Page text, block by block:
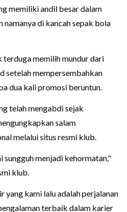
memiliki andil besar dalam
namanya di kancah sepak bola
terduga memilih mundur dari
setelah mempersembahkan
dua kali promosi beruntun.
telah mengabdi sejak
salam
melalui situs resmi klub.
menjadi kehormatan,"
klub.
yang kami lalu adalah perjalanan
terbaik dalam karier